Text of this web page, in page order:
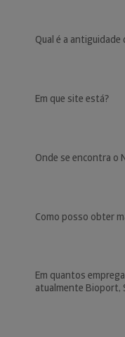
Qual é a antiguidade
Em que site está?
Onde se encontra o
Como posso obter
Em quantos
atualmente Bioport,